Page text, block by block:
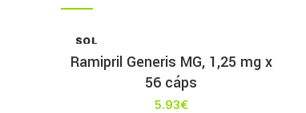
SOL
T
Ramipril Generis MG, 1,25 mg x
56 cáps
5.93€